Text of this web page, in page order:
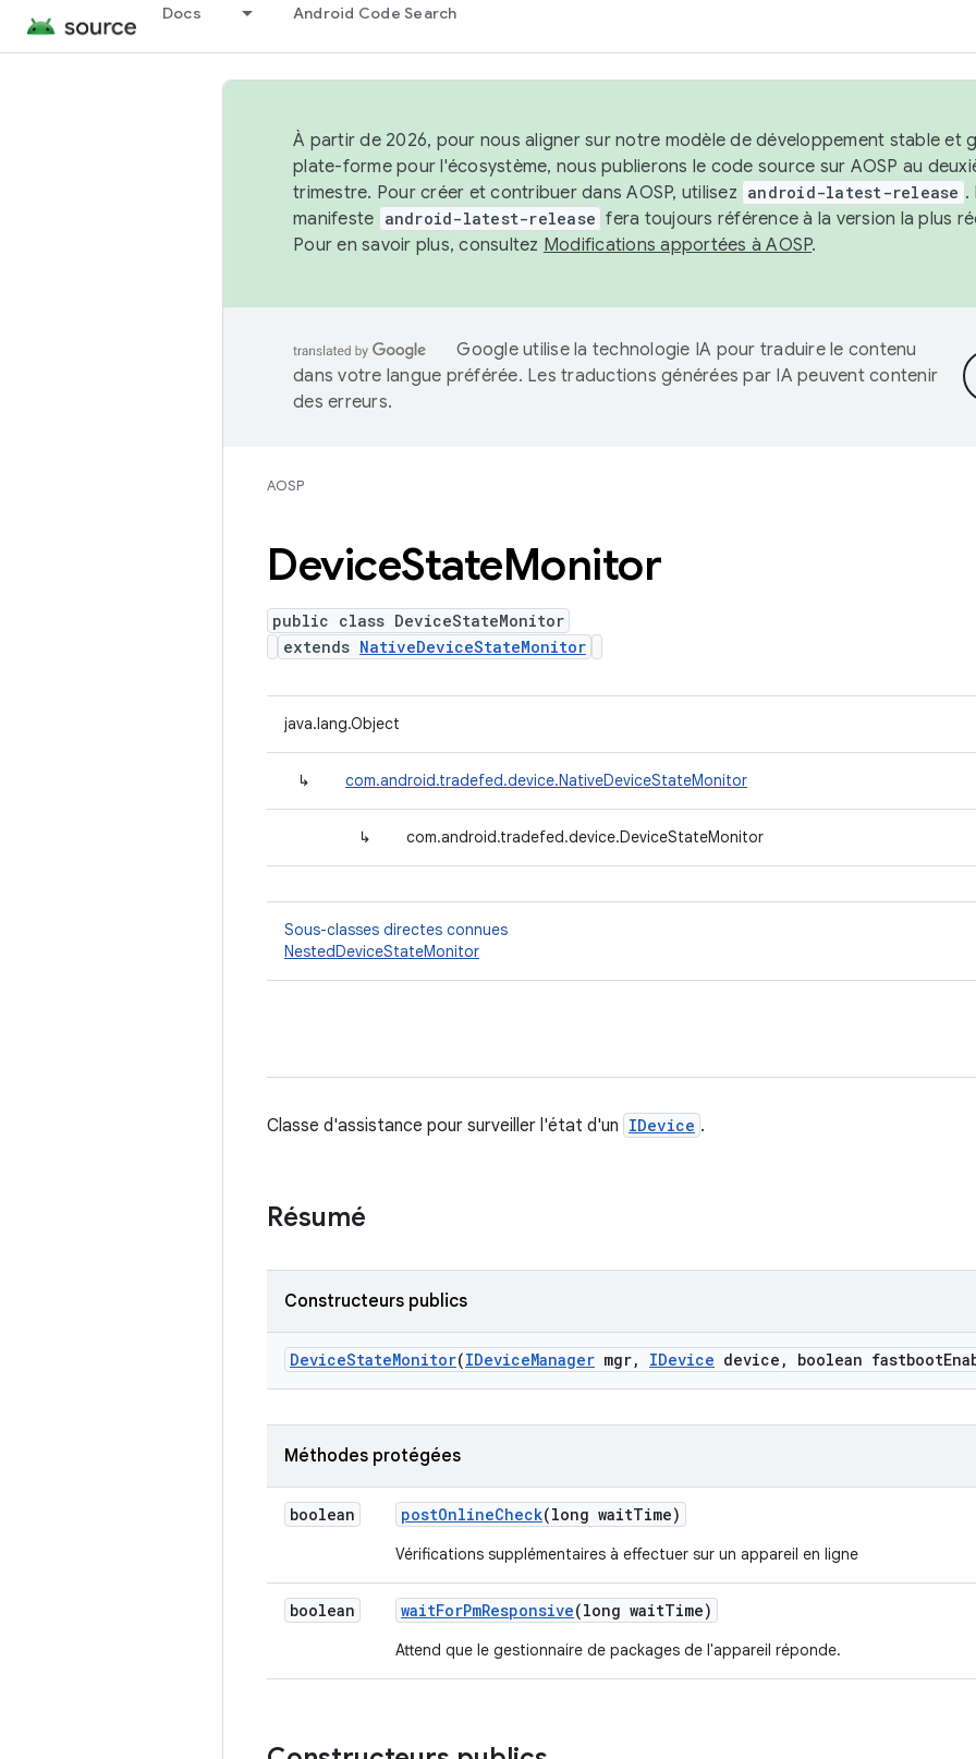
Docs Android Code Search
À partir de 2026, pour nous aligner sur notre modèle de développement stable et
plate-forme pour l'écosystème, nous publierons le code source sur AOSP au
trimestre. Pour créer et contribuer dans AOSP, utilisez android-latest-release .
manifeste android-latest-release fera toujours référence à la version la plus
Pour en savoir plus, consultez Modifications apportées à AOSP.
Google utilise la technologie IA pour traduire le contenu
dans votre langue préférée. Les traductions générées par IA peuvent contenir
des erreurs.
AOSP
DeviceStateMonitor
public class DeviceStateMonitor
extends NativeDeviceStateMonitor
java.lang.Object
↳ com.android.tradefed.device.NativeDeviceStateMonitor
↳ com.android.tradefed.device.DeviceStateMonitor
Sous-classes directes connues
NestedDeviceStateMonitor
Classe d'assistance pour surveiller l'état d'un IDevice .
Résumé
Constructeurs publics
DeviceStateMonitor(IDeviceManager mgr, IDevice device , boolean fastboot
Méthodes protégées
boolean postOnlineCheck(long waitTime)
Vérifications supplémentaires à effectuer sur un appareil en ligne
boolean waitForPmResponsive(long waitTime)
Attend que le gestionnaire de packages de l'appareil réponde.